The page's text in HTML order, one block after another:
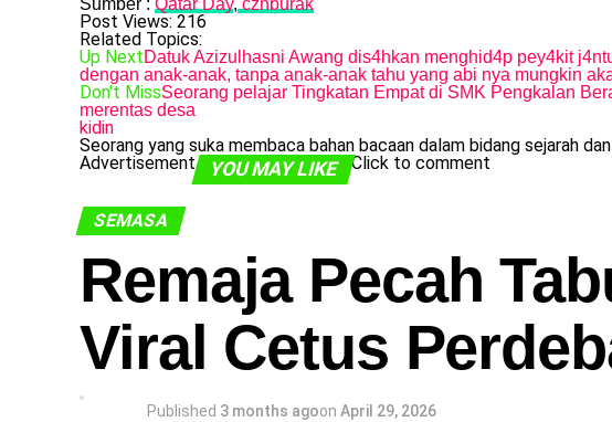
Sumber : Qatar Day, cznburak
Post Views: 216
Related Topics:
Up NextDatuk Azizulhasni Awang dis4hkan menghid4p pey4kit
dengan anak-anak, tanpa anak-anak tahu yang abi nya mungkin
Don't MissSeorang pelajar Tingkatan Empat di SMK Pengkalan
merentas desa
kidin
Seorang yang suka membaca bahan bacaan dalam bidang sejarah
Advertisement
YOU MAY LIKE Click to comment
SEMASA
Remaja Pecah
Viral Cetus
Published 3 months agoon April 29, 2026